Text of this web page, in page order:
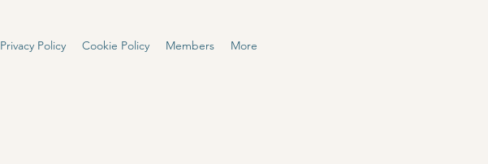
Privacy Policy Cookie Policy Members More